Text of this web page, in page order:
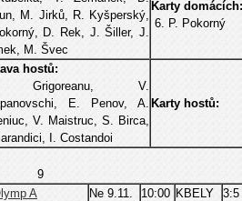
M. Jirků, R. Kyšperský,
D. Rek, J. Šiller, J.
M. Švec
Karty domácích:
6. P. Pokorný
hostů:
Grigoreanu, V.
E. Penov, A.
V. Maistruc, S. Birca,
I. Costandoi
Karty hostů:
9
A Ne 9.11. 10:00 KBELY
3:5